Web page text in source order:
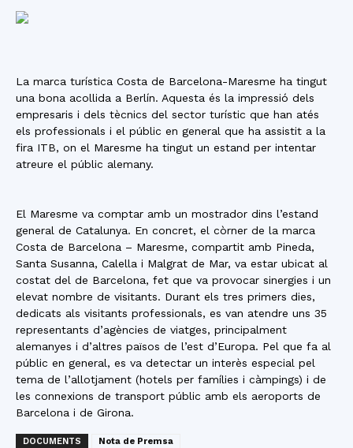
La marca turística Costa de Barcelona-Maresme ha tingut
una bona acollida a Berlín. Aquesta és la impressió dels
empresaris i dels tècnics del sector turístic que han atés
els professionals i el públic en general que ha assistit a la
fira ITB, on el Maresme ha tingut un estand per intentar
atreure el públic alemany.
El Maresme va comptar amb un mostrador dins l’estand
general de Catalunya. En concret, el còrner de la marca
Costa de Barcelona – Maresme, compartit amb Pineda,
Santa Susanna, Calella i Malgrat de Mar, va estar ubicat al
costat del de Barcelona, fet que va provocar sinergies i un
elevat nombre de visitants. Durant els tres primers dies,
dedicats als visitants professionals, es van atendre uns 35
representants d’agències de viatges, principalment
alemanyes i d’altres països de l’est d’Europa. Pel que fa al
públic en general, es va detectar un interès especial pel
tema de l’allotjament (hotels per famílies i càmpings) i de
les connexions de transport públic amb els aeroports de
Barcelona i de Girona.
DOCUMENTS Nota de Premsa